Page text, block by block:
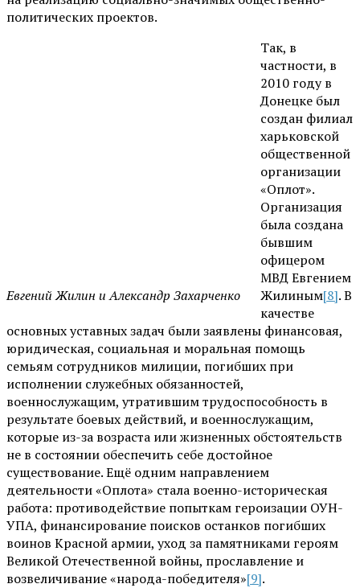
политических проектов.
Евгений Жилин и Александр Захарченко
Так, в
частности, в
2010 году в
Донецке был
создан филиал
харьковской
общественной
организации
«Оплот».
Организация
была создана
бывшим
офицером
МВД Евгением
Жилиным[8]. В
качестве
основных уставных задач были заявлены финансовая,
юридическая, социальная и моральная помощь
семьям сотрудников милиции, погибших при
исполнении служебных обязанностей,
военнослужащим, утратившим трудоспособность в
результате боевых действий, и военнослужащим,
которые из-за возраста или жизненных обстоятельств
не в состоянии обеспечить себе достойное
существование. Ещё одним направлением
деятельности «Оплота» стала военно-историческая
работа: противодействие попыткам героизации ОУН-
УПА, финансирование поисков останков погибших
воинов Красной армии, уход за памятниками героям
Великой Отечественной войны, прославление и
возвеличивание «народа-победителя»[9].